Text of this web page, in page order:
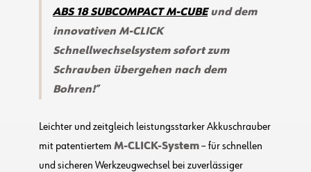
ABS 18 SUBCOMPACT M-CUBEund dem
innovativen M-CLICK
Schnellwechselsystem sofort zum
Schrauben übergehen nach dem
Bohren!
Leichter und zeitgleich leistungsstarker Akkuschrauber
mit patentiertem M-CLICK-System– für schnellen
und sicheren Werkzeugwechsel bei zuverlässiger